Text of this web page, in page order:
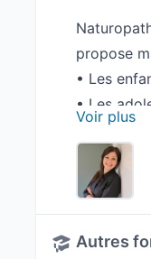
propose
• Les
• Les
hormonale,
• Les
stress,
• Les
• Les
Voir plus
Autres